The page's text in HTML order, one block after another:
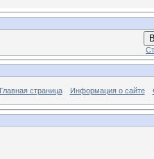
Главная страница Информация о сайте